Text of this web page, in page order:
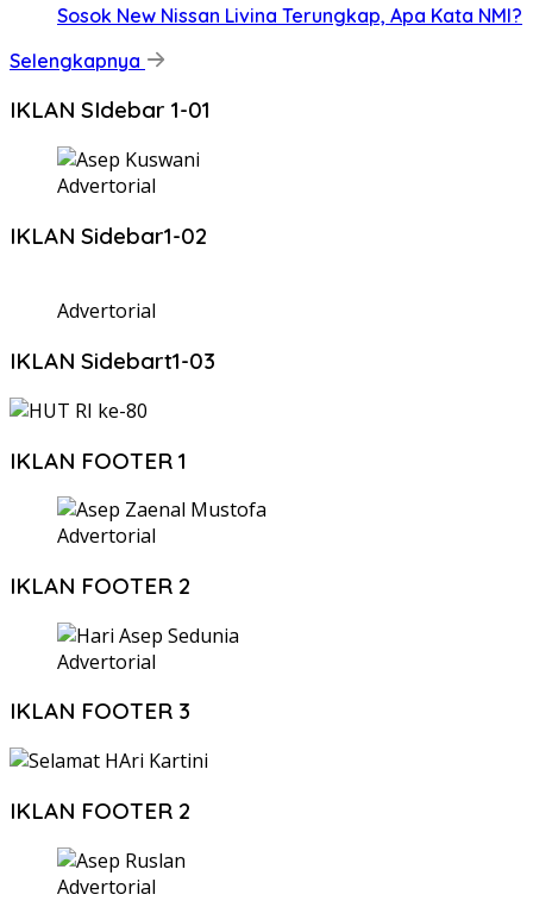
Sosok New Nissan Livina Terungkap, Apa Kata NMI?
Selengkapnya
IKLAN SIdebar 1-01
Advertorial
IKLAN Sidebar1-02
Advertorial
IKLAN Sidebart1-03
IKLAN FOOTER 1
Advertorial
IKLAN FOOTER 2
Advertorial
IKLAN FOOTER 3
IKLAN FOOTER 2
Advertorial